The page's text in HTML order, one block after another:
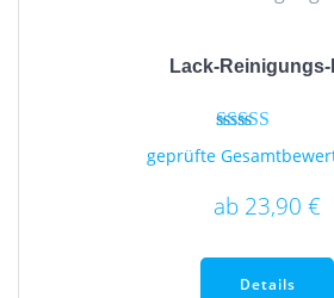
Lack-Reinigungs-
Bewertet
mit
von 5
geprüfte
ab 23,90 €
Details